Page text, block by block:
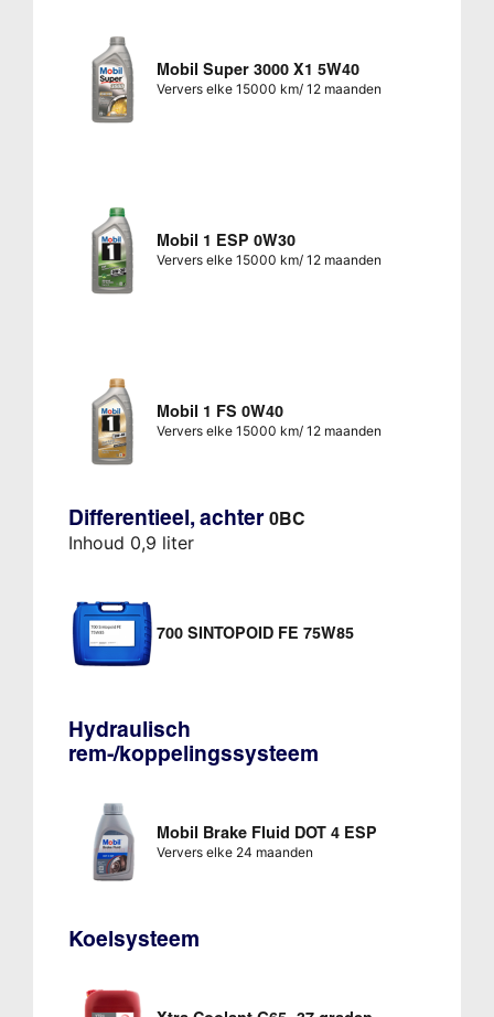
Mobil Super 3000 X1 5W40
Ververs elke 15000 km/ 12 maanden
Mobil 1 ESP 0W30
Ververs elke 15000 km/ 12 maanden
Mobil 1 FS 0W40
Ververs elke 15000 km/ 12 maanden
Differentieel, achter 0BC
Inhoud 0,9 liter
700 SINTOPOID FE 75W85
Hydraulisch
rem-/koppelingssysteem
Mobil Brake Fluid DOT 4 ESP
Ververs elke 24 maanden
Koelsysteem